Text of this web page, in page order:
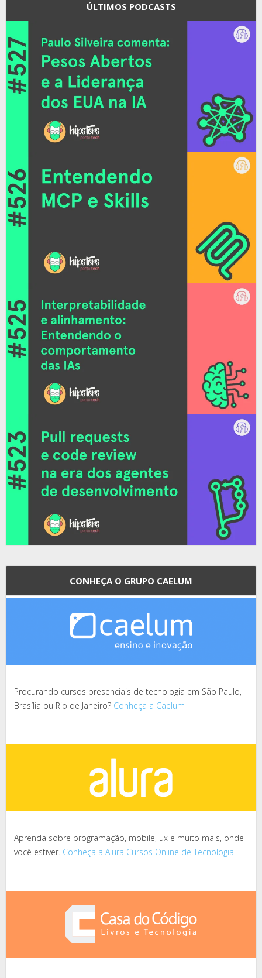
ÚLTIMOS PODCASTS
CONHEÇA O GRUPO CAELUM
Procurando cursos presenciais de tecnologia em São Paulo,
Brasília ou Rio de Janeiro? Conheça a Caelum
Aprenda sobre programação, mobile, ux e muito mais, onde
você estiver. Conheça a Alura Cursos Online de Tecnologia